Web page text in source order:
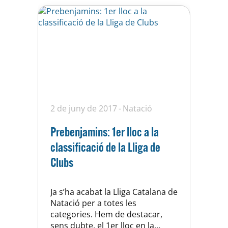
2 de juny de 2017 Natació
Prebenjamins: 1er lloc a la
classificació de la Lliga de
Clubs
Ja s’ha acabat la Lliga Catalana de
Natació per a totes les
categories. Hem de destacar,
sens dubte, el 1er lloc en la